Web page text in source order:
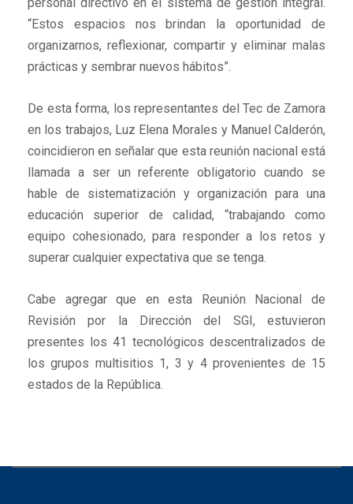
“Estos espacios nos brindan la oportunidad de
organizarnos, reflexionar, compartir y eliminar malas
prácticas y sembrar nuevos hábitos”.
De esta forma, los representantes del Tec de Zamora
en los trabajos, Luz Elena Morales y Manuel Calderón,
coincidieron en señalar que esta reunión nacional está
llamada a ser un referente obligatorio cuando se
hable de sistematización y organización para una
educación superior de calidad, “trabajando como
equipo cohesionado, para responder a los retos y
superar cualquier expectativa que se tenga.
Cabe agregar que en esta Reunión Nacional de
Revisión por la Dirección del SGI, estuvieron
presentes los 41 tecnológicos descentralizados de
los grupos multisitios 1, 3 y 4 provenientes de 15
estados de la República.